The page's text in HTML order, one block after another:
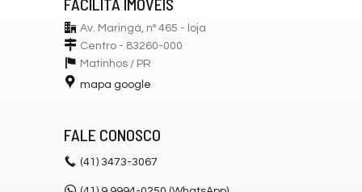
Av. Maringá, nº 465 - loja
Centro - 83260-000
Matinhos / PR
mapa google
FALE CONOSCO
(41) 3473-3067